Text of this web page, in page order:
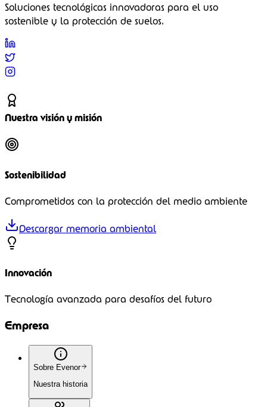
Soluciones tecnológicas innovadoras para el uso
sostenible y la protección de suelos.
Nuestra visión y misión
Sostenibilidad
Comprometidos con la protección del medio ambiente
Descargar memoria ambiental
Innovación
Tecnología avanzada para desafíos del futuro
Empresa
Sobre Evenor
Nuestra historia